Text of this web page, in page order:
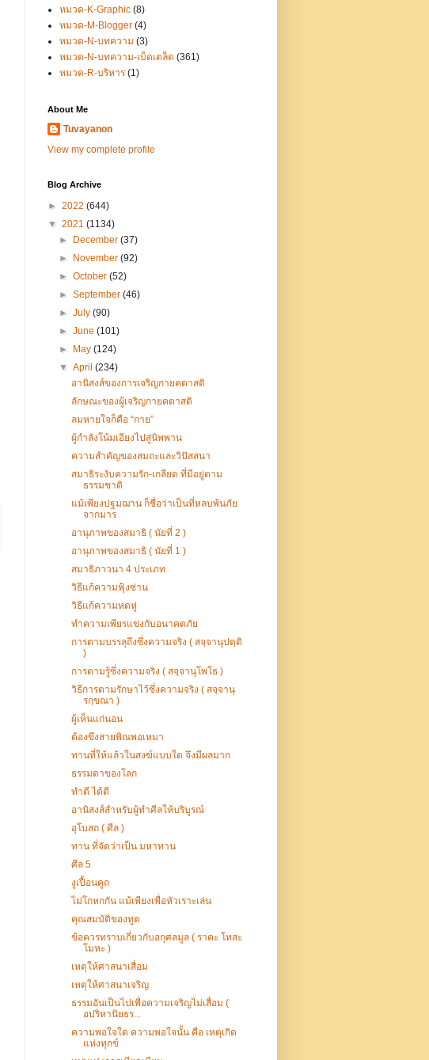
หมวด-K-Graphic (8)
หมวด-M-Blogger (4)
หมวด-N-บทความ (3)
หมวด-N-บทความ-เบ็ดเตล็ด (361)
หมวด-R-บริหาร (1)
About Me
Tuvayanon
View my complete profile
Blog Archive
► 2022 (644)
▼ 2021 (1134)
►
December(37)
►
November(92)
►October(52)
►September(46)
►July(90)
►June(101)
►
May(124)
▼April(234)
อานิสงส์ของการเจริญกายคตาสติ
ลักษณะของผู้เจริญกายคตาสติ
ลมหายใจก็คือ “กาย”
ผู้กำลังโน้มเอียงไปสู่นิพพาน
ความสำคัญของสมถะและวิปัสสนา
สมาธิระงับความรัก-เกลียด ที่มีอยู่ตาม
ธรรมชาติ
แม้เพียงปฐมฌาน ก็ชื่อว่าเป็นที่หลบพ้นภัย
จากมาร
อานุภาพของสมาธิ ( นัยที่ 2 )
อานุภาพของสมาธิ ( นัยที่ 1 )
สมาธิภาวนา 4 ประเภท
วิธีแก้ความฟุ้งซ่าน
วิธีแก้ความหดหู่
ทำความเพียรแข่งกับอนาคตภัย
การตามบรรลุถึงซึ่งความจริง ( สจฺจานุปตฺติ
)
การตามรู้ซึ่งความจริง ( สจฺจานุโพโธ )
วิธีการตามรักษาไว้ซึ่งความจริง ( สจฺจานุ
รกฺขณา )
ผู้เห็นแก่นอน
ต้องขึงสายพิณพอเหมา
ทานที่ให้แล้วในสงฆ์แบบใด จึงมีผลมาก
ธรรมดาของโลก
ทำดี ได้ดี
อานิสงส์สำหรับผู้ทำศีลให้บริบูรณ์
อุโบสถ ( ศีล )
ทาน ที่จัดว่าเป็น มหาทาน
ศีล 5
งูเปื้อนคูถ
ไม่โกหกกัน แม้เพียงเพื่อหัวเราะเล่น
คุณสมบัติของทูต
ข้อควรทราบเกี่ยวกับอกุศลมูล ( ราคะ โทสะ
โมหะ )
เหตุให้ศาสนาเสื่อม
เหตุให้ศาสนาเจริญ
ธรรมอันเป็นไปเพื่อความเจริญไม่เสื่อม (
อปริหานิยธร...
ความพอใจใด ความพอใจนั้น คือ เหตุเกิด
แห่งทุกข์